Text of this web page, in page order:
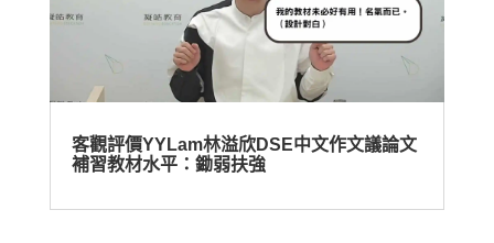
客觀評價YYLam林溢欣DSE中文作文議論文
補習教材水平：鋤弱扶強